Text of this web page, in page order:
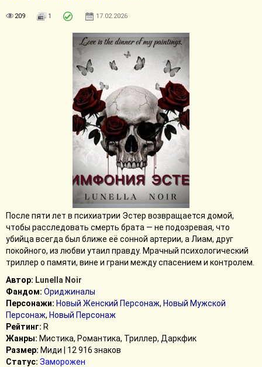
209 1 17.02.2026
После пяти лет в психиатрии Эстер возвращается домой,
чтобы расследовать смерть брата — не подозревая, что
убийца всегда был ближе её сонной артерии, а Лиам, друг
покойного, из любви утаил правду. Мрачный психологический
триллер о памяти, вине и грани между спасением и контролем.
Автор: Lunella Noir
Фандом: Ориджиналы
Персонажи: Новый Женский Персонаж, Новый Мужской
Персонаж, Новый Персонаж
Рейтинг: R
Жанры: Мистика, Романтика, Триллер, Даркфик
Размер: Миди | 12 916 знаков
Статус: Заморожен